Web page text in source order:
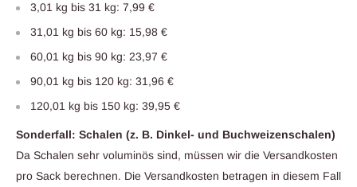
3,01 kg bis 31 kg: 7,99 €
31,01 kg bis 60 kg: 15,98 €
60,01 kg bis 90 kg: 23,97 €
90,01 kg bis 120 kg: 31,96 €
120,01 kg bis 150 kg: 39,95 €
Sonderfall: Schalen (z. B. Dinkel- und Buchweizenschalen)
Da Schalen sehr voluminös sind, müssen wir die Versandkosten
pro Sack berechnen. Die Versandkosten betragen in diesem Fall